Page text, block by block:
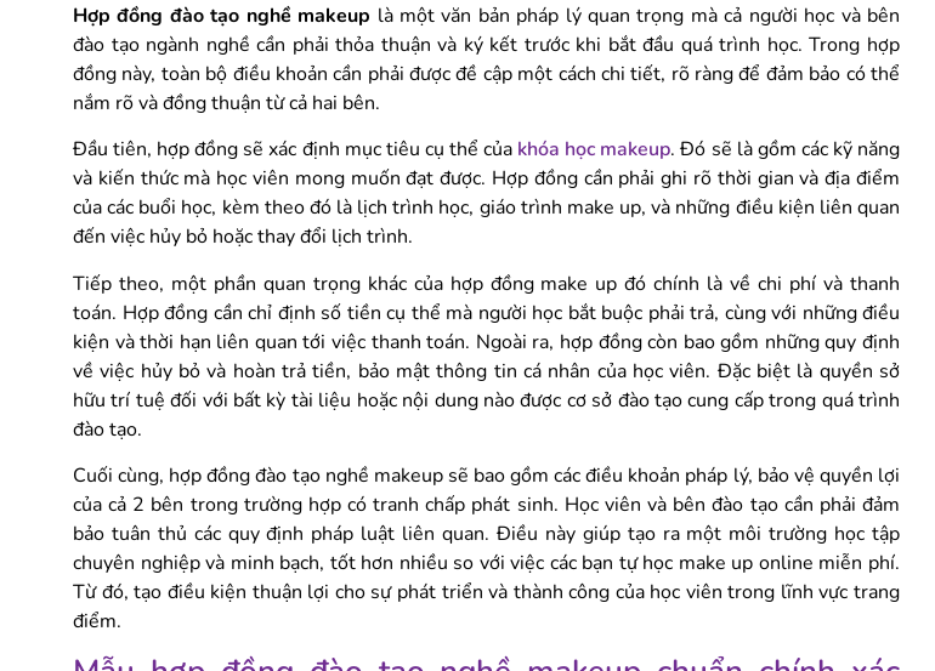
Hợp đồng đào tạo nghề makeup là một văn bản pháp lý quan trọng mà cả người học và bên
đào tạo ngành nghề cần phải thỏa thuận và ký kết trước khi bắt đầu quá trình học. Trong hợp
đồng này, toàn bộ điều khoản cần phải được đề cập một cách chi tiết, rõ ràng để đảm bảo có thể
nắm rõ và đồng thuận từ cả hai bên.
Đầu tiên, hợp đồng sẽ xác định mục tiêu cụ thể của khóa học makeup. Đó sẽ là gồm các kỹ năng
và kiến thức mà học viên mong muốn đạt được. Hợp đồng cần phải ghi rõ thời gian và địa điểm
của các buổi học, kèm theo đó là lịch trình học, giáo trình make up, và những điều kiện liên quan
đến việc hủy bỏ hoặc thay đổi lịch trình.
Tiếp theo, một phần quan trọng khác của hợp đồng make up đó chính là về chi phí và thanh
toán. Hợp đồng cần chỉ định số tiền cụ thể mà người học bắt buộc phải trả, cùng với những điều
kiện và thời hạn liên quan tới việc thanh toán. Ngoài ra, hợp đồng còn bao gồm những quy định
về việc hủy bỏ và hoàn trả tiền, bảo mật thông tin cá nhân của học viên. Đặc biệt là quyền sở
hữu trí tuệ đối với bất kỳ tài liệu hoặc nội dung nào được cơ sở đào tạo cung cấp trong quá trình
đào tạo.
Cuối cùng, hợp đồng đào tạo nghề makeup sẽ bao gồm các điều khoản pháp lý, bảo vệ quyền lợi
của cả 2 bên trong trường hợp có tranh chấp phát sinh. Học viên và bên đào tạo cần phải đảm
bảo tuân thủ các quy định pháp luật liên quan. Điều này giúp tạo ra một môi trường học tập
chuyên nghiệp và minh bạch, tốt hơn nhiều so với việc các bạn tự học make up online miễn phí.
Từ đó, tạo điều kiện thuận lợi cho sự phát triển và thành công của học viên trong lĩnh vực trang
điểm.